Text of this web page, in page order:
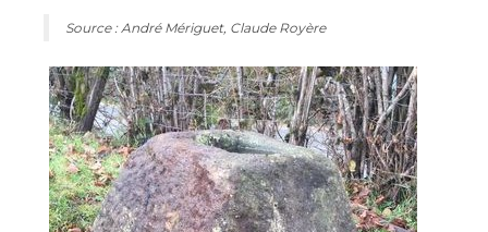
Source : André Mériguet, Claude Royère